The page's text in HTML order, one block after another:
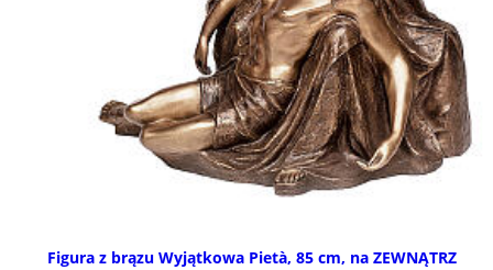
Figura z brązu Wyjątkowa Pietà, 85 cm, na ZEWNĄTRZ